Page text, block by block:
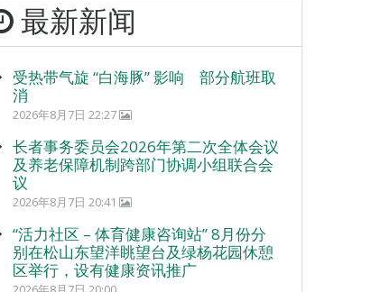
最新新闻
受热带气旋 “白海豚” 影响 部分航班取
消
2026年8月7日 22:27
长者事务委员会2026年第二次全体会议
及养老保障机制跨部门协调小组联合会
议
2026年8月7日 20:41
“活力社区 – 体育健康咨询站” 8月份分
别在松山东望洋眺望台及绿杨花园休憩
区举行，设有健康资讯推广